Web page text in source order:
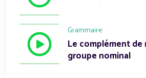
Grammaire
Le complément de
groupe nominal